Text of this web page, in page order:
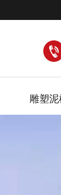
雕塑泥